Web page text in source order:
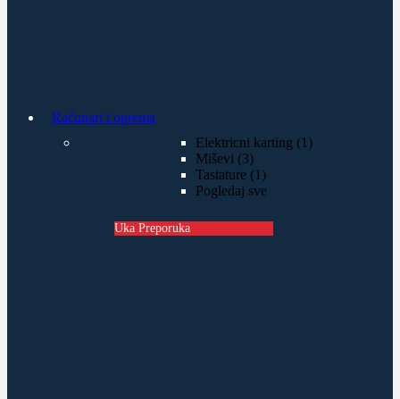
Računari i oprema
Elektricni karting (1)
Miševi (3)
Tastature (1)
Pogledaj sve
Uka Preporuka